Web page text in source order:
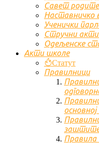
Савет
Наставничко
Ученички
Стручни
Одељенске
Акти школе
Статут
Правилници